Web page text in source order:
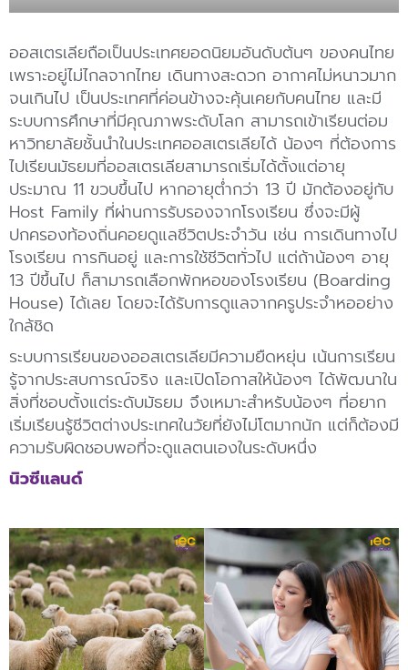
ออสเตรเลียถือเป็นประเทศยอดนิยมอันดับต้นๆ ของคนไทย
เพราะอยู่ไม่ไกลจากไทย เดินทางสะดวก อากาศไม่หนาวมาก
จนเกินไป เป็นประเทศที่ค่อนข้างจะคุ้นเคยกับคนไทย และมี
ระบบการศึกษาที่มีคุณภาพระดับโลก สามารถเข้าเรียนต่อม
หาวิทยาลัยชั้นนำในประเทศออสเตรเลียได้ น้องๆ ที่ต้องการ
ไปเรียนมัธยมที่ออสเตรเลียสามารถเริ่มได้ตั้งแต่อายุ
ประมาณ 11 ขวบขึ้นไป หากอายุต่ำกว่า 13 ปี มักต้องอยู่กับ
Host Family ที่ผ่านการรับรองจากโรงเรียน ซึ่งจะมีผู้
ปกครองท้องถิ่นคอยดูแลชีวิตประจำวัน เช่น การเดินทางไป
โรงเรียน การกินอยู่ และการใช้ชีวิตทั่วไป แต่ถ้าน้องๆ อายุ
13 ปีขึ้นไป ก็สามารถเลือกพักหอของโรงเรียน (Boarding
House) ได้เลย โดยจะได้รับการดูแลจากครูประจำหออย่าง
ใกล้ชิด
ระบบการเรียนของออสเตรเลียมีความยืดหยุ่น เน้นการเรียน
รู้จากประสบการณ์จริง และเปิดโอกาสให้น้องๆ ได้พัฒนาใน
สิ่งที่ชอบตั้งแต่ระดับมัธยม จึงเหมาะสำหรับน้องๆ ที่อยาก
เริ่มเรียนรู้ชีวิตต่างประเทศในวัยที่ยังไม่โตมากนัก แต่ก็ต้องมี
ความรับผิดชอบพอที่จะดูแลตนเองในระดับหนึ่ง
นิวซีแลนด์